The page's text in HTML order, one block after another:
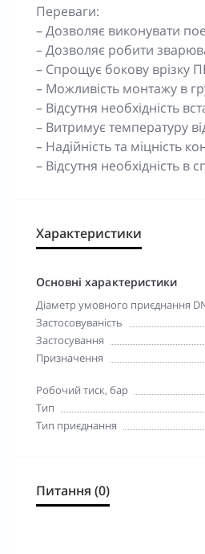
Переваги:
– Дозволяє виконувати
– Дозволяє робити
– Спрощує бокову врізку
– Можливість монтажу в
– Відсутня необхідність
– Витримує температуру
– Надійність та міцність
– Відсутня необхідність в
Характеристики
Основні характеристики
Діаметр умовного приєднання
Застосовуваність
Застосування
Призначення
Робочий тиск, бар
Тип
Тип приєднання
Питання (0)